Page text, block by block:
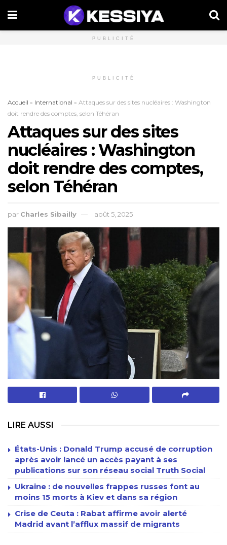
PUBLICITÉ
PUBLICITÉ
Accueil » International » Attaques sur des sites nucléaires : Washington
doit rendre des comptes, selon Téhéran
Attaques sur des sites
nucléaires : Washington
doit rendre des comptes,
selon Téhéran
par Charles Sibailly août 5, 2025
LIRE AUSSI
États-Unis : Donald Trump accusé de corruption
après avoir lancé un accès payant à ses
publications sur son réseau social Truth Social
Ukraine : de nouvelles frappes russes font au
moins 15 morts à Kiev et dans sa région
Crise de Ceuta : Rabat affirme avoir alerté
Madrid avant l’afflux massif de migrants